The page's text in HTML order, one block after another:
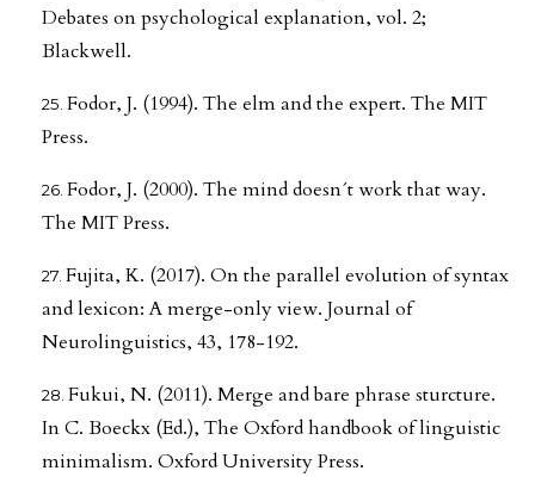
Debates on psychological explanation, vol. 2;
Blackwell.
Fodor, J. (1994). The elm and the expert. The MIT
Press.
Fodor, J. (2000). The mind doesn´t work that way.
The MIT Press.
Fujita, K. (2017). On the parallel evolution of syntax
and lexicon: A merge-only view. Journal of
Neurolinguistics, 43, 178-192.
Fukui, N. (2011). Merge and bare phrase sturcture.
In C. Boeckx (Ed.), The Oxford handbook of linguistic
minimalism. Oxford University Press.